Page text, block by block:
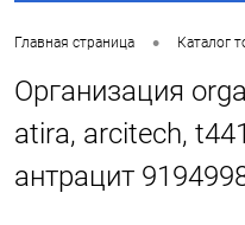
Главная страница • Каталог
Организация
atira, arcitech,
антрацит